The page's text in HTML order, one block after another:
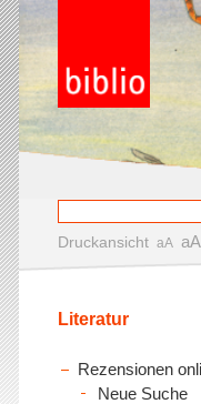
Druckansicht aA aA
Literatur
Rezensionen
Neue Suche